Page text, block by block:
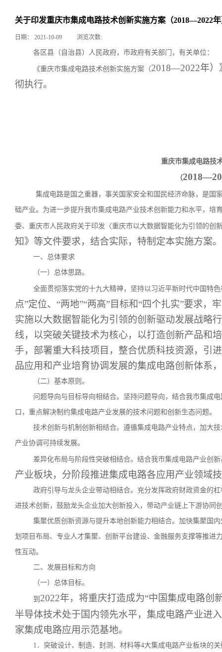
关于印发重庆市集成电路技术创新实施方案（2018—2022
日期： 2021-10-09 浏览次数:
各区县（自治县）人民政府，市政府有关部门，有关单位：
《重庆市集成电路技术创新实施方案（2018—2022年）
彻执行。
重庆市集成电路技
（
集成电路是国之重器，事关国家安全和国民经济命脉，是国
础产业。 为进一步提升我市集成电路产业技术创新能力和水平，培
委、重庆市人民政府关于印发〈重庆市以大数据智能化为引领的创
知》等文件要求，结合实际，特制定本实施方案。
一、总体要求
（一）总体思路。
全面贯彻落实党的十九大精神，坚持以习近平新时代中国特
点”定位、“两地”“两高”目标和“四个扎实”要求
实施以大数据智能化为引领的创新驱动发展战略
线，以突破关键技术为核心，以打造创新产品和
手，部署重大科技项目，整合优质科技资源，引
品应用和产业培育协调发展的集成电路创新体系
（二）基本原则。
问题导向与目标导向相结合。坚持问题导向，结合我市集成
口，重点解决制约集成电路产业发展的技术问题和创新生态问题。
技术创新与机制创新相结合。遵循集成电路产业特点，加大
产业协调可持续发展。
差异化布局与阶段性突破相结合。结合我市集成电路产业创
产业板块，分阶段推进集成电路各应用产业领域
政府引导与龙头企业带动相结合。充分发挥政府财政资金的
进技术创新，鼓励龙头企业加大创新投入，带动产业链上下游协同
集聚优质创新资源与提升本地创新能力相结合。加快集聚国
划项目布局、专业人才集聚、创新平台建设、金融服务支撑等推进
性互动。
二、发展目标和方向
（一）总体目标。
到 2022年，将重庆打造成为“中国集成电路创
半导体技术处于国内领先水平，集成电路产业进
家集成电路应用示范基地。
1．突破设计、制造、封测、材料等4大集成电路产业板块的